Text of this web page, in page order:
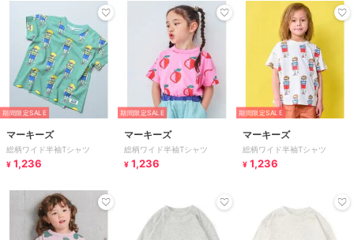
期間限定SALE
マーキーズ
総柄ワイド半袖Tシャツ
¥ 1,236
期間限定SALE
マーキーズ
総柄ワイド半袖Tシャツ
¥ 1,236
期間限定SALE
マーキーズ
総柄ワイド半袖Tシャツ
¥ 1,236